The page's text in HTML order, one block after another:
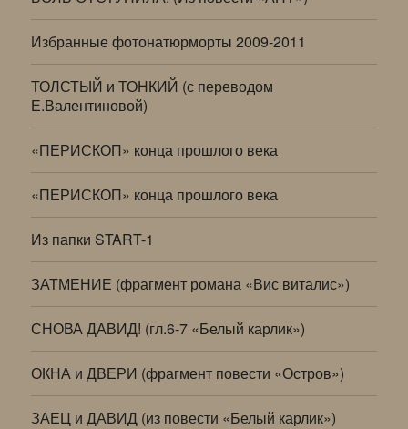
Избранные фотонатюрморты 2009-2011
ТОЛСТЫЙ и ТОНКИЙ (с переводом
Е.Валентиновой)
«ПЕРИСКОП» конца прошлого века
«ПЕРИСКОП» конца прошлого века
Из папки START-1
ЗАТМЕНИЕ (фрагмент романа «Вис виталис»)
СНОВА ДАВИД! (гл.6-7 «Белый карлик»)
ОКНА и ДВЕРИ (фрагмент повести «Остров»)
ЗАЕЦ и ДАВИД (из повести «Белый карлик»)